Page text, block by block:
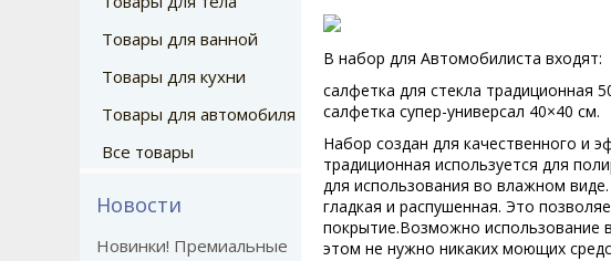
Товары для ванной
Товары для кухни
Товары для автомобиля
Все товары
Новости
Новинки! Премиальные
В набор для Автомобилиста входят:
салфетка для стекла традиционная
салфетка супер-универсал 40×40 см.
Набор создан для качественного и
традиционная используется для
для использования во влажном
гладкая и распушенная. Это
покрытие.Возможно использование
этом не нужно никаких моющих